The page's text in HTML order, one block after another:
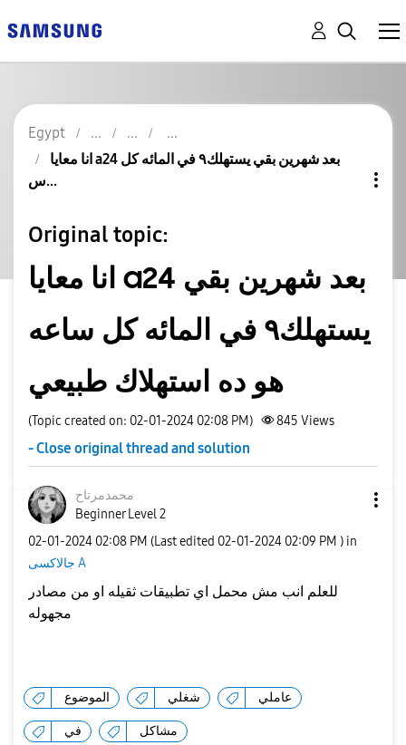
Egypt
انا معايا a24 بعد شهرين بقي يستهلك٩ في المائه كل
س...
Original topic:
انا معايا a24 بعد شهرين بقي
يستهلك٩ في المائه كل ساعه
هو ده استهلاك طبيعي
(Topic created on: 02-01-2024 02:08 PM) 845 Views
- Close original thread and solution
محمدمرتاح
Beginner Level 2
‎02-01-2024 02:08 PM (Last edited ‎02-01-2024 02:09 PM ) in
جالاكسى A
للعلم انب مش محمل اي تطبيقات ثقيله او من مصادر
مجهوله
الموضوع شغلي عاملي
في مشاكل